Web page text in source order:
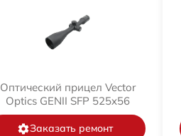
Оптический прицел Vector
Optics GENII SFP 525x56
Заказать ремонт